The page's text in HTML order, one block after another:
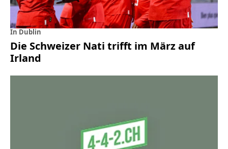
In Dublin
Die Schweizer Nati trifft im März auf
Irland